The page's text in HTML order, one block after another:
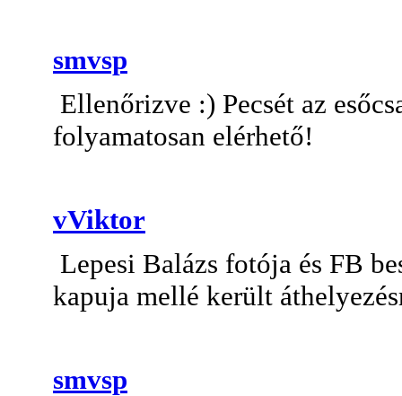
smvsp
Ellenőrizve :) Pecsét az
folyamatosan elérhető!
vViktor
Lepesi Balázs fotója és FB
kapuja mellé került
smvsp